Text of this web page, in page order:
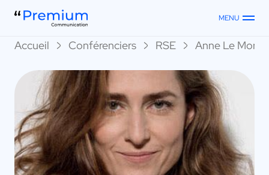
MENU
Accueil Conférenciers RSE Anne Le More